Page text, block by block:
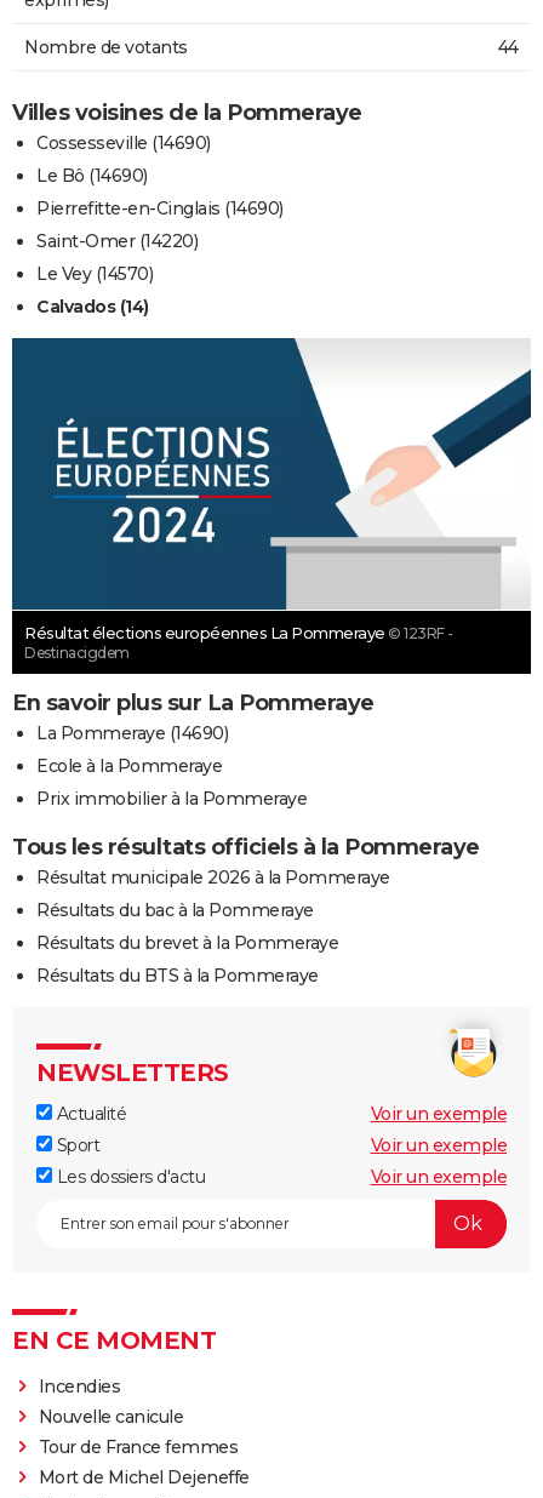
Nombre de votants 44
Villes voisines de la Pommeraye
Cossesseville (14690)
Le Bô (14690)
Pierrefitte-en-Cinglais (14690)
Saint-Omer (14220)
Le Vey (14570)
Calvados (14)
Résultat élections européennes La Pommeraye © 123RF -
Destinacigdem
En savoir plus sur La Pommeraye
La Pommeraye (14690)
Ecole à la Pommeraye
Prix immobilier à la Pommeraye
Tous les résultats officiels à la Pommeraye
Résultat municipale 2026 à la Pommeraye
Résultats du bac à la Pommeraye
Résultats du brevet à la Pommeraye
Résultats du BTS à la Pommeraye
NEWSLETTERS
Actualité
Voir un exemple
Sport
Voir un exemple
Les dossiers d'actu
Voir un exemple
EN CE MOMENT
Incendies
Nouvelle canicule
Tour de France femmes
Mort de Michel Dejeneffe